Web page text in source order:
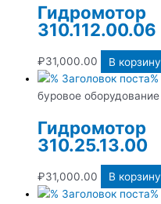
Гидромотор
310.112.00.06
₽31,000.00 В корзину
буровое оборудование
Гидромотор
310.25.13.00
₽31,000.00 В корзину